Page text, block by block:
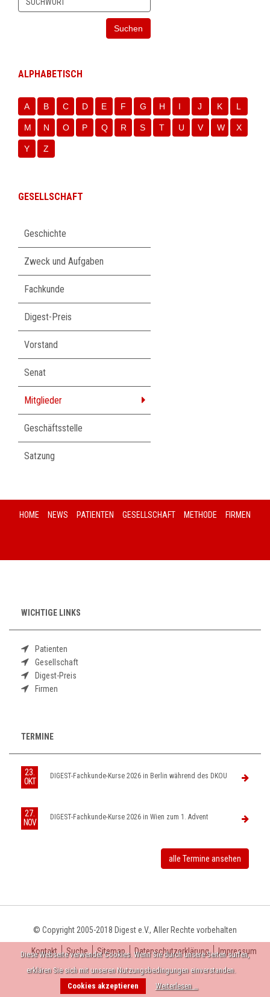
Suchen
ALPHABETISCH
A B C D E F G H I J K L
M N O P Q R S T U V W X
Y Z
GESELLSCHAFT
überspringen
Geschichte
Zweck und Aufgaben
Fachkunde
Digest-Preis
Vorstand
Senat
Mitglieder
Geschäftsstelle
Satzung
HOME NEWS PATIENTEN GESELLSCHAFT METHODE FIRMEN
WICHTIGE LINKS
Patienten
Gesellschaft
Digest-Preis
Firmen
TERMINE
23.
OKT
DIGEST-Fachkunde-Kurse 2026 in Berlin während des DKOU
27.
NOV
DIGEST-Fachkunde-Kurse 2026 in Wien zum 1. Advent
alle Termine ansehen
© Copyright 2005-2018 Digest e.V., Aller Rechte vorbehalten
Kontakt Suche Sitemap Datenschutzerklärung Impressum
Diese Webseite verwendet Cookies. Wenn Sie durch unsere Seiten surfen,
erklären Sie sich mit unseren Nutzungsbedingungen einverstanden.
Cookies akzeptieren
Weiterlesen …